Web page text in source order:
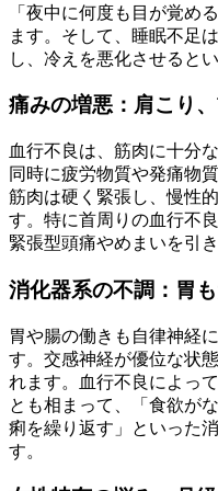
「夜中に何度も目が覚め
ます。そして、睡眠不足
し、冷えを悪化させると
痛みの増悪：肩こり
血行不良は、筋肉に十分
同時に疲労物質や発痛物
筋肉は硬く緊張し、慢性
す。特に首周りの血行不
緊張型頭痛やめまいを引
消化器系の不調：胃
胃や腸の働きも自律神経
す。交感神経が優位な状
れます。血行不良によっ
とも相まって、「食欲が
痢を繰り返す」といった
す。